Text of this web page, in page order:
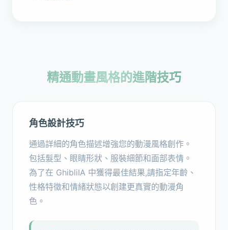
精通動畫風格的進階技巧
角色設計技巧
通過詳細的角色描述增強您的動漫風格創作。
包括髮型、眼睛形狀、服裝細節和面部表情。
為了在 GhibliIA 中獲得最佳結果,請指定年齡、
性格特徵和情緒狀態以創建更真實的動漫角
色。